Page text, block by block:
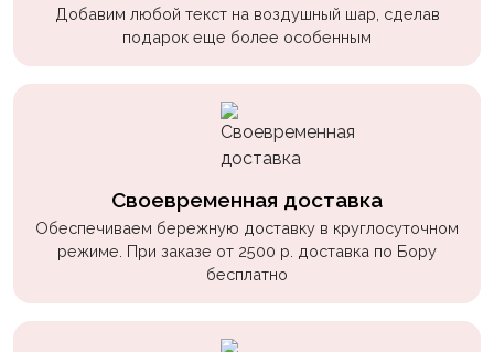
Добавим любой текст на воздушный шар, сделав
подарок еще более особенным
Своевременная доставка
Обеспечиваем бережную доставку в круглосуточном
режиме. При заказе от 2500 р. доставка по Бору
бесплатно